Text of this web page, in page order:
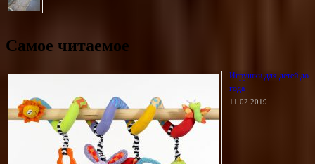
Самое читаемое
Игрушки для детей до
года
11.02.2019